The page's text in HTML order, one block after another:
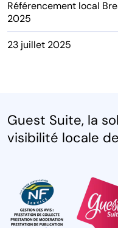
Référencement local
2025
23 juillet 2025
Guest Suite, la
visibilité locale